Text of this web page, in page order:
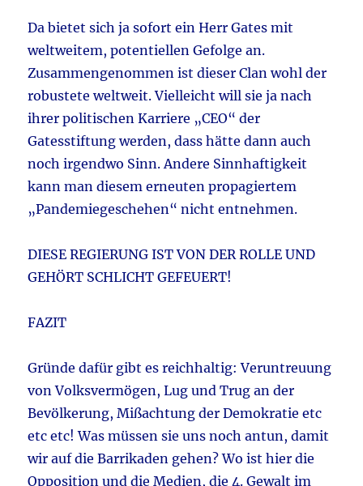
Da bietet sich ja sofort ein Herr Gates mit
weltweitem, potentiellen Gefolge an.
Zusammengenommen ist dieser Clan wohl der
robustete weltweit. Vielleicht will sie ja nach
ihrer politischen Karriere „CEO“ der
Gatesstiftung werden, dass hätte dann auch
noch irgendwo Sinn. Andere Sinnhaftigkeit
kann man diesem erneuten propagiertem
„Pandemiegeschehen“ nicht entnehmen.
DIESE REGIERUNG IST VON DER ROLLE UND
GEHÖRT SCHLICHT GEFEUERT!
FAZIT
Gründe dafür gibt es reichhaltig: Veruntreuung
von Volksvermögen, Lug und Trug an der
Bevölkerung, Mißachtung der Demokratie etc
etc etc! Was müssen sie uns noch antun, damit
wir auf die Barrikaden gehen? Wo ist hier die
Opposition und die Medien, die 4. Gewalt im